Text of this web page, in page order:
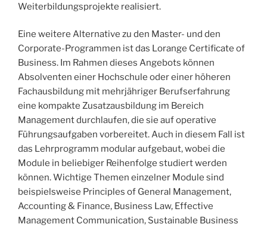
Weiterbildungsprojekte realisiert.
Eine weitere Alternative zu den Master- und den
Corporate-Programmen ist das Lorange Certificate of
Business. Im Rahmen dieses Angebots können
Absolventen einer Hochschule oder einer höheren
Fachausbildung mit mehrjähriger Berufserfahrung
eine kompakte Zusatzausbildung im Bereich
Management durchlaufen, die sie auf operative
Führungsaufgaben vorbereitet. Auch in diesem Fall ist
das Lehrprogramm modular aufgebaut, wobei die
Module in beliebiger Reihenfolge studiert werden
können. Wichtige Themen einzelner Module sind
beispielsweise Principles of General Management,
Accounting & Finance, Business Law, Effective
Management Communication, Sustainable Business